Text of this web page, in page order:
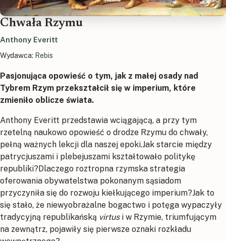
Chwała Rzymu
Anthony Everitt
Wydawca: Rebis
Pasjonująca opowieść o tym, jak z małej osady nad
Tybrem Rzym przekształcił się w imperium, które
zmieniło oblicze świata.
Anthony Everitt przedstawia wciągającą, a przy tym
rzetelną naukowo opowieść o drodze Rzymu do chwały,
pełną ważnych lekcji dla naszej epoki.Jak starcie między
patrycjuszami i plebejuszami kształtowało politykę
republiki?Dlaczego roztropna rzymska strategia
oferowania obywatelstwa pokonanym sąsiadom
przyczyniła się do rozwoju kiełkującego imperium?Jak to
się stało, że niewyobrażalne bogactwo i potęga wypaczyły
tradycyjną republikańską virtusi w Rzymie, triumfującym
na zewnątrz, pojawiły się pierwsze oznaki rozkładu